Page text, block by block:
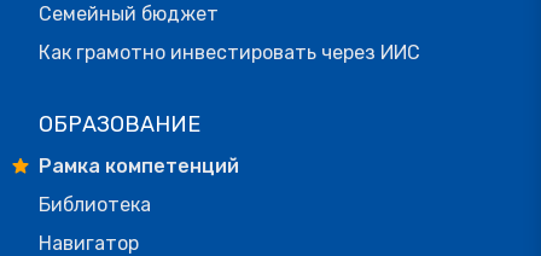
Семейный бюджет
Как грамотно инвестировать через ИИС
ОБРАЗОВАНИЕ
Рамка компетенций
Библиотека
Навигатор